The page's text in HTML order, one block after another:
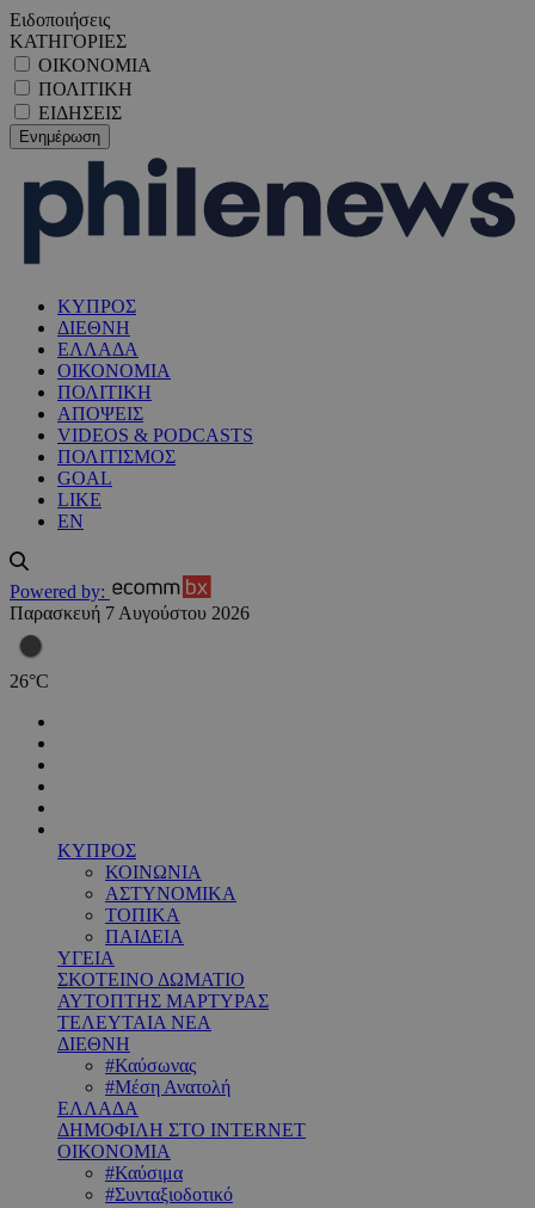
Ειδοποιήσεις
ΚΑΤΗΓΟΡΙΕΣ
ΟΙΚΟΝΟΜΙΑ
ΠΟΛΙΤΙΚΗ
ΕΙΔΗΣΕΙΣ
ΚΥΠΡΟΣ
ΔΙΕΘΝΗ
ΕΛΛΑΔΑ
ΟΙΚΟΝΟΜΙΑ
ΠΟΛΙΤΙΚΗ
ΑΠΟΨΕΙΣ
VIDEOS & PODCASTS
ΠΟΛΙΤΙΣΜΟΣ
GOAL
LIKE
EN
Powered by:
Παρασκευή 7 Αυγούστου 2026
26°C
ΚΥΠΡΟΣ
ΚΟΙΝΩΝΙΑ
ΑΣΤΥΝΟΜΙΚΑ
ΤΟΠΙΚΑ
ΠΑΙΔΕΙΑ
ΥΓΕΙΑ
ΣΚΟΤΕΙΝΟ ΔΩΜΑΤΙΟ
ΑΥΤΟΠΤΗΣ ΜΑΡΤΥΡΑΣ
ΤΕΛΕΥΤΑΙΑ ΝΕΑ
ΔΙΕΘΝΗ
#Καύσωνας
#Μέση Ανατολή
ΕΛΛΑΔΑ
ΔΗΜΟΦΙΛΗ ΣΤΟ INTERNET
ΟΙΚΟΝΟΜΙΑ
#Καύσιμα
#Συνταξιοδοτικό